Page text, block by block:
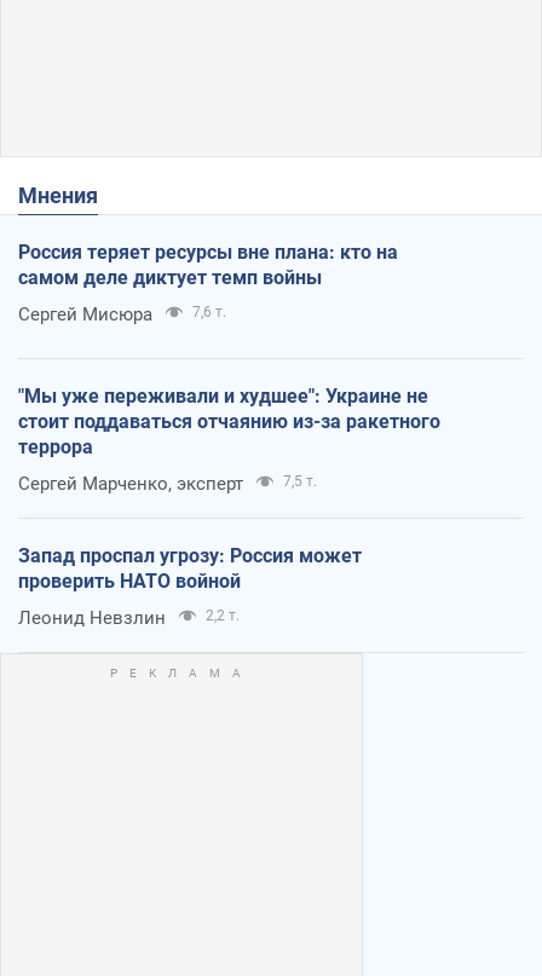
Мнения
Россия теряет ресурсы вне плана: кто на
самом деле диктует темп войны
Сергей Мисюра 7,6 т.
"Мы уже переживали и худшее": Украине не
стоит поддаваться отчаянию из-за ракетного
террора
Сергей Марченко, эксперт 7,5 т.
Запад проспал угрозу: Россия может
проверить НАТО войной
Леонид Невзлин 2,2 т.